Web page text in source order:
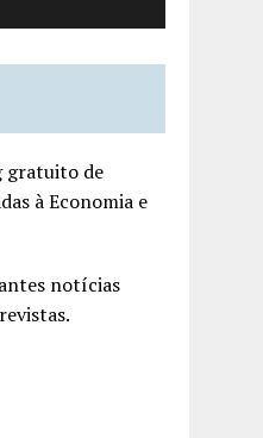
gratuito de
à Economia e
notícias